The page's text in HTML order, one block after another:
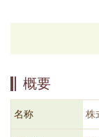
概要
名称 株